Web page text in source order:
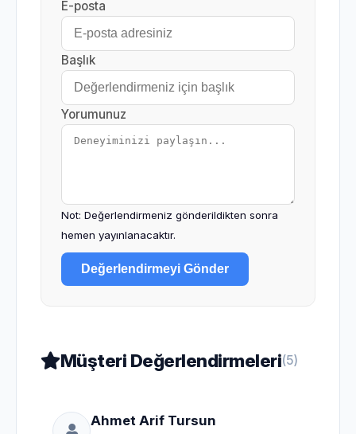
E-posta
Başlık
Yorumunuz
Not: Değerlendirmeniz gönderildikten sonra
hemen yayınlanacaktır.
Değerlendirmeyi Gönder
Müşteri Değerlendirmeleri(5)
Ahmet Arif Tursun